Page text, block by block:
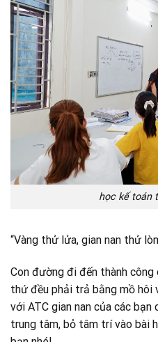
học kế toán
“Vàng thử lửa, gian nan thử
Con đường đi đến thành công
thứ đều phải trả bằng mồ hôi
với ATC gian nan của các
trung tâm, bỏ tâm trí vào bài